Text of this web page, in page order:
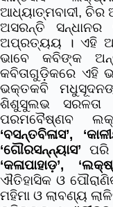
ଆଧ୍ୟାତ୍ମବାଦୀ, ଚିର
ଅସରନ୍ତି
ଅପ୍ରତ୍ୟୟ । ଏହି
ଭାବେ କବିଙ୍କ
କବିତାଗୁଡ଼ିକରେ ଏହି
ଭକ୍ତକବି
ଶିଶୁସୁଲଭ
ପରମବୈଷ୍ଣବ
‘ବସନ୍ତବିଳାସ’,
‘ଗୌରସନ୍ନ୍ୟାସ’ ପରି
‘କଳାପାହାଡ଼’,
ଐତିହାସିକ ଓ
ମହିମା ଓ ଲାବଣ୍ୟ